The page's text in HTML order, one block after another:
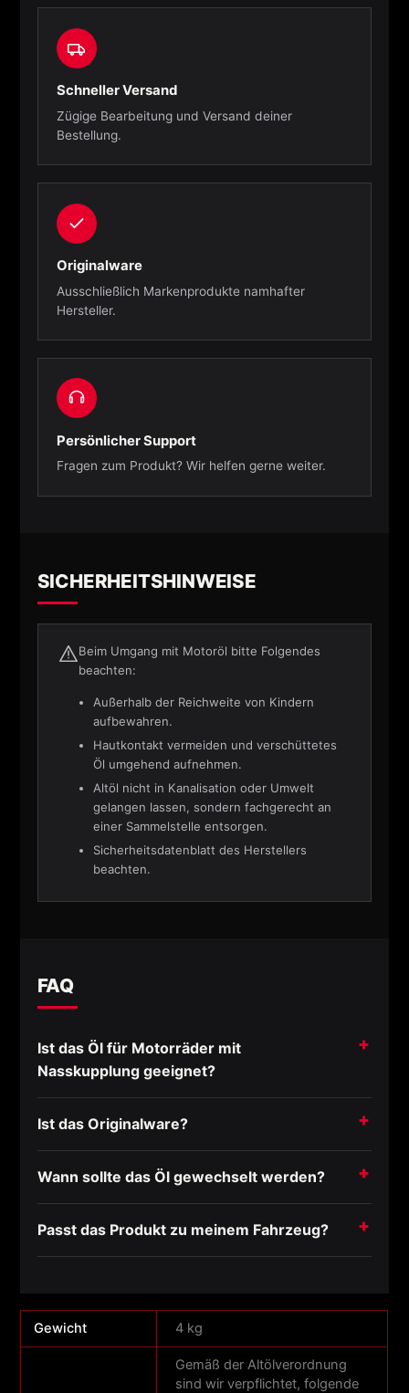
Schneller Versand
Zügige Bearbeitung und Versand deiner
Bestellung.
Originalware
Ausschließlich Markenprodukte namhafter
Hersteller.
Persönlicher Support
Fragen zum Produkt? Wir helfen gerne weiter.
SICHERHEITSHINWEISE
Beim Umgang mit Motoröl bitte Folgendes
beachten:
Außerhalb der Reichweite von Kindern
aufbewahren.
Hautkontakt vermeiden und verschüttetes
Öl umgehend aufnehmen.
Altöl nicht in Kanalisation oder Umwelt
gelangen lassen, sondern fachgerecht an
einer Sammelstelle entsorgen.
Sicherheitsdatenblatt des Herstellers
beachten.
FAQ
Ist das Öl für Motorräder mit
Nasskupplung geeignet?
Ist das Originalware?
Wann sollte das Öl gewechselt werden?
Passt das Produkt zu meinem Fahrzeug?
Gewicht 4 kg
Gemäß der Altölverordnung
sind wir verpflichtet, folgende